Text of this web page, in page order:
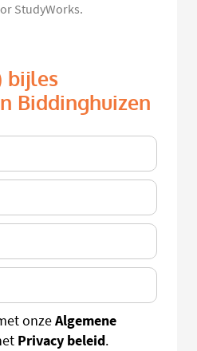
StudyWorks.
bijles
Biddinghuizen
onzeAlgemene
Privacy beleid.